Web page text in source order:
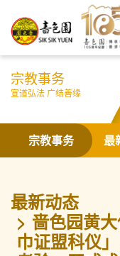
宗教事务
宣道弘法 广结善缘
宗教事务 最
最新动态
啬色园黄
巾证盟科仪